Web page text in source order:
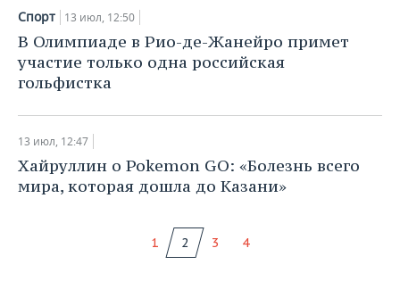
Спорт 13 июл, 12:50
В Олимпиаде в Рио-де-Жанейро примет
участие только одна российская
гольфистка
13 июл, 12:47
Хайруллин о Pokemon GO: «Болезнь всего
мира, которая дошла до Казани»
1 2 3 4